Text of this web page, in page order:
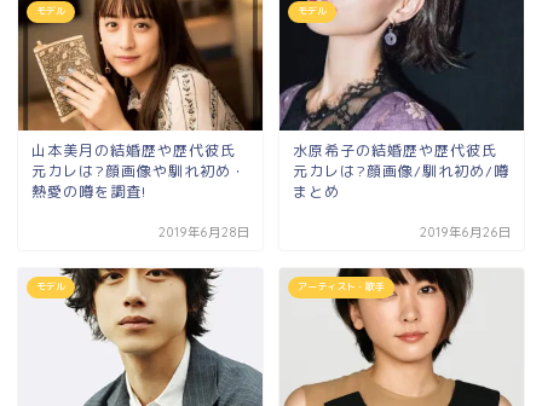
モデル
山本美月の結婚歴や歴代彼氏
元カレは?顔画像や馴れ初め・
熱愛の噂を調査!
2019年6月28日
モデル
水原希子の結婚歴や歴代彼氏
元カレは?顔画像/馴れ初め/噂
まとめ
2019年6月26日
モデル アーティスト・歌手